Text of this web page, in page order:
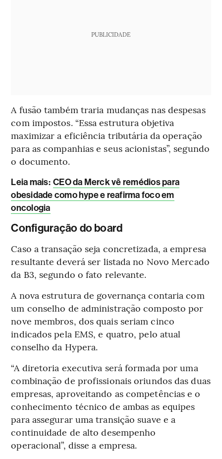
PUBLICIDADE
A fusão também traria mudanças nas despesas
com impostos. “Essa estrutura objetiva
maximizar a eficiência tributária da operação
para as companhias e seus acionistas”, segundo
o documento.
Leia mais: CEO da Merck vê remédios para
obesidade como hype e reafirma foco em
oncologia
Configuração do board
Caso a transação seja concretizada, a empresa
resultante deverá ser listada no Novo Mercado
da B3, segundo o fato relevante.
A nova estrutura de governança contaria com
um conselho de administração composto por
nove membros, dos quais seriam cinco
indicados pela EMS, e quatro, pelo atual
conselho da Hypera.
“A diretoria executiva será formada por uma
combinação de profissionais oriundos das duas
empresas, aproveitando as competências e o
conhecimento técnico de ambas as equipes
para assegurar uma transição suave e a
continuidade de alto desempenho
operacional”, disse a empresa.